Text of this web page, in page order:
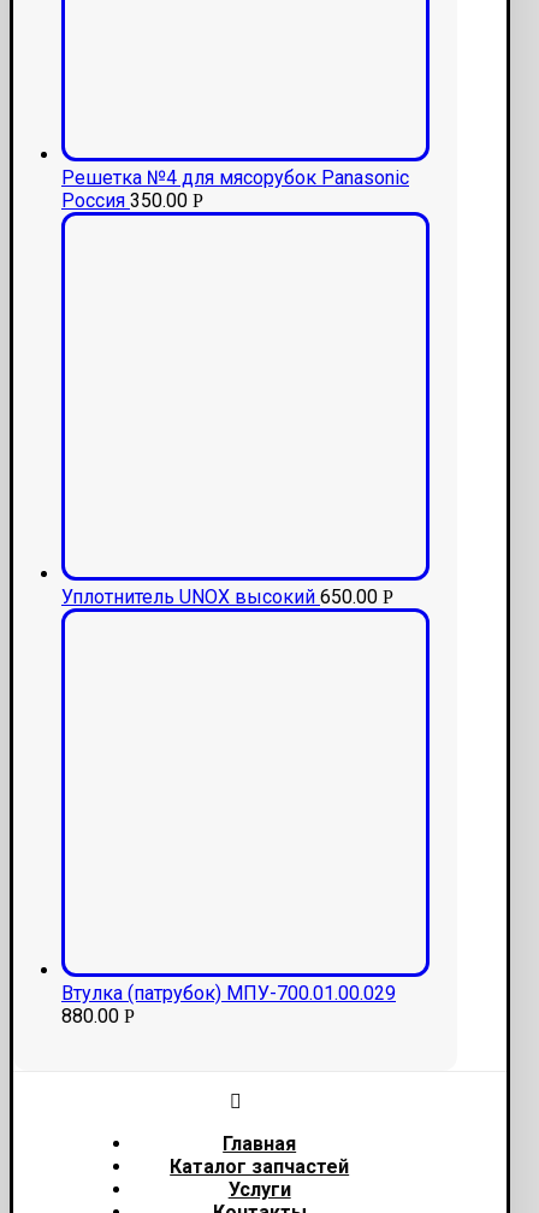
Решетка №4 для мясорубок Panasonic
Россия 350.00 Р
Уплотнитель UNOX высокий 650.00 Р
Втулка (патрубок) МПУ-700.01.00.029
880.00 Р
Главная
Каталог запчастей
Услуги